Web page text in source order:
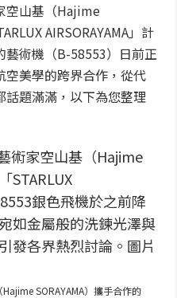
空山基（Hajime
AIRSORAYAMA」計
術機（B-58553）日前正
美學的跨界合作，從代
題滿滿，以下為您整理
SORAYAMA）攜手合作的